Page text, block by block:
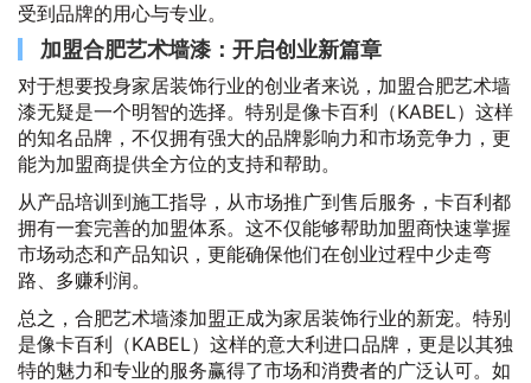
受到品牌的用心与专业。
加盟合肥艺术墙漆：开启创业新篇章
对于想要投身家居装饰行业的创业者来说，加盟合肥艺术墙
漆无疑是一个明智的选择。特别是像卡百利（KABEL）这样
的知名品牌，不仅拥有强大的品牌影响力和市场竞争力，更
能为加盟商提供全方位的支持和帮助。
从产品培训到施工指导，从市场推广到售后服务，卡百利都
拥有一套完善的加盟体系。这不仅能够帮助加盟商快速掌握
市场动态和产品知识，更能确保他们在创业过程中少走弯
路、多赚利润。
总之，合肥艺术墙漆加盟正成为家居装饰行业的新宠。特别
是像卡百利（KABEL）这样的意大利进口品牌，更是以其独
特的魅力和专业的服务赢得了市场和消费者的广泛认可。如